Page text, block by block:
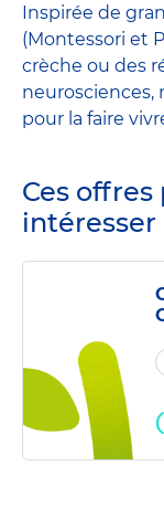
Inspirée de
(Montessori et
crèche ou des
neurosciences,
pour la faire
Ces
intéresser